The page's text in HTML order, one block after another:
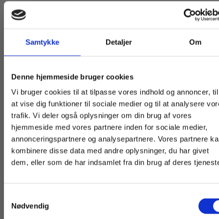
Samtykke Detaljer Om
Denne hjemmeside bruger cookies
Vi bruger cookies til at tilpasse vores indhold og annoncer, til
at vise dig funktioner til sociale medier og til at analysere
trafik. Vi deler også oplysninger om din brug af vores
hjemmeside med vores partnere inden for sociale medier,
annonceringspartnere og analysepartnere. Vores partnere
kombinere disse data med andre oplysninger, du har givet
dem, eller som de har indsamlet fra din brug af deres
Nødvendig
Titler i serien
På sporet af velfærdsstaten
Forudbestilling
På sporet af det
Fortsæt som:
For privatkunder og
studerende. Du får
vist priser inkl.
For institutioner og
virksomheder. Du
får vist priser ekskl.